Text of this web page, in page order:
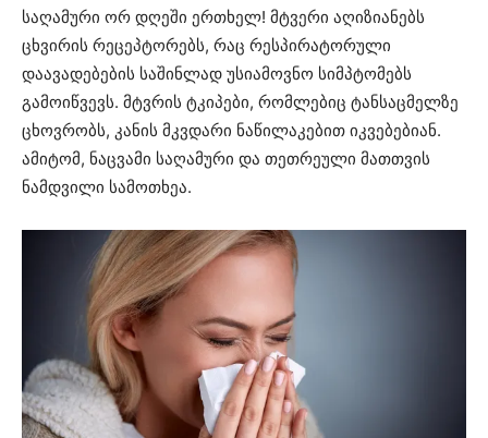
საღამური ორ დღეში ერთხელ! მტვერი აღიზიანებს
ცხვირის რეცეპტორებს, რაც რესპირატორული
დაავადებების საშინლად უსიამოვნო სიმპტომებს
გამოიწვევს. მტვრის ტკიპები, რომლებიც ტანსაცმელზე
ცხოვრობს, კანის მკვდარი ნაწილაკებით იკვებებიან.
ამიტომ, ნაცვამი საღამური და თეთრეული მათთვის
ნამდვილი სამოთხეა.